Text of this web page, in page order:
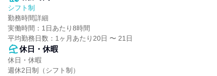
シフト制
勤務時間詳細
実働時間：1日あたり8時間
平均勤務日数：1ヶ月あたり20日 〜 21日
休日・休暇
休日・休暇
週休2日制（シフト制）